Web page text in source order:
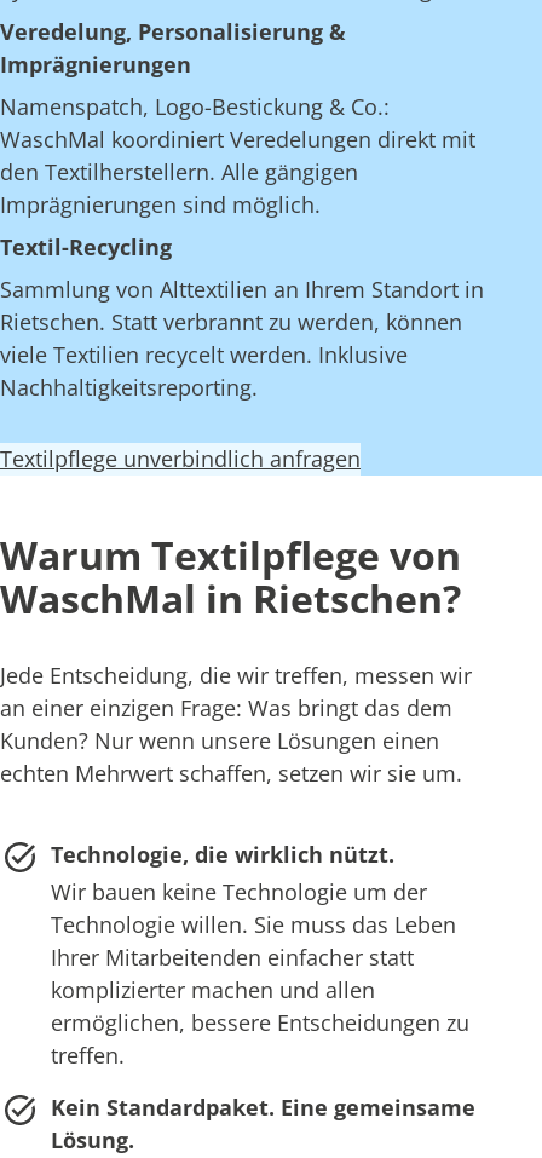
Veredelung, Personalisierung &
Imprägnierungen
Namenspatch, Logo-Bestickung & Co.:
WaschMal koordiniert Veredelungen direkt mit
den Textilherstellern. Alle gängigen
Imprägnierungen sind möglich.
Textil-Recycling
Sammlung von Alttextilien an Ihrem Standort in
Rietschen. Statt verbrannt zu werden, können
viele Textilien recycelt werden. Inklusive
Nachhaltigkeitsreporting.
Textilpflege unverbindlich anfragen
Warum Textilpflege von
WaschMal in Rietschen?
Jede Entscheidung, die wir treffen, messen wir
an einer einzigen Frage: Was bringt das dem
Kunden? Nur wenn unsere Lösungen einen
echten Mehrwert schaffen, setzen wir sie um.
Technologie, die wirklich nützt.
Wir bauen keine Technologie um der
Technologie willen. Sie muss das Leben
Ihrer Mitarbeitenden einfacher statt
komplizierter machen und allen
ermöglichen, bessere Entscheidungen zu
treffen.
Kein Standardpaket. Eine gemeinsame
Lösung.